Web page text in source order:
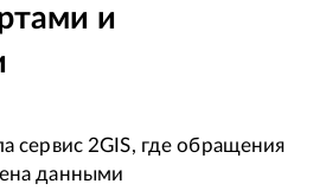
и
сервис 2GIS, где обращения
данными